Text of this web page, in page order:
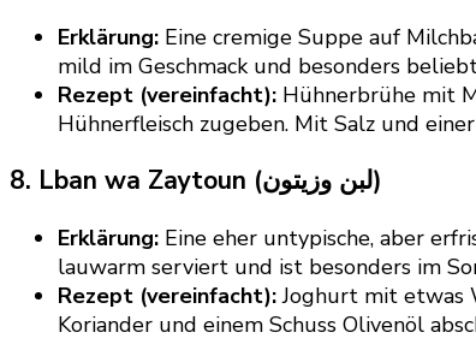
Erklärung: Eine cremige Suppe auf
mild im Geschmack und besonders
Rezept (vereinfacht): Hühnerbrühe mit
Hühnerfleisch zugeben. Mit Salz und
8. Lban wa Zaytoun (لبن وزيتون)
Erklärung: Eine eher untypische, aber
lauwarm serviert und ist besonders im
Rezept (vereinfacht):Joghurt mit etwas
Koriander und einem Schuss Olivenöl